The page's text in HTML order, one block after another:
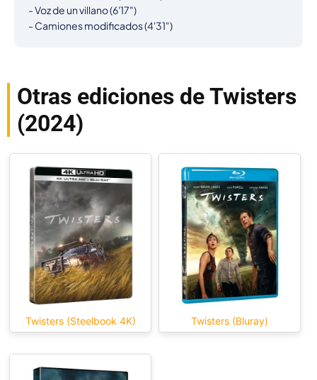
- Voz de un villano (6'17")
- Camiones modificados (4'31")
Otras ediciones de Twisters
(2024)
Twisters (Steelbook 4K) Twisters (Bluray)